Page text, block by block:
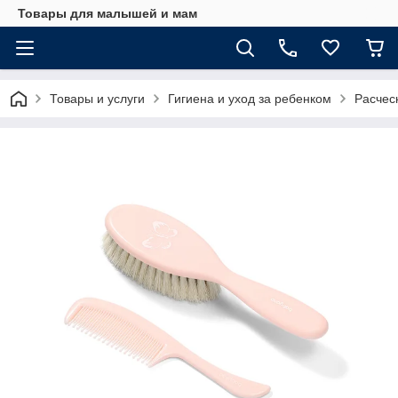
Товары для малышей и мам
Товары и услуги Гигиена и уход за ребенком